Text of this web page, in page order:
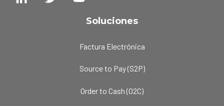
Soluciones
Factura Electrónica
Source to Pay (S2P)
Order to Cash (O2C)